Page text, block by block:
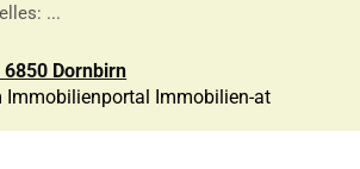
...
Dornbirn
Immobilienportal Immobilien-at